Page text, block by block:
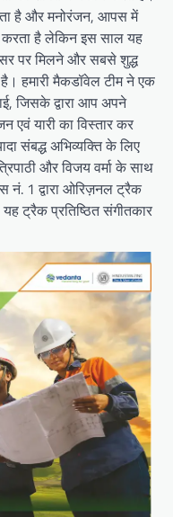
है और मनोरंजन, आपस में
करता है लेकिन इस साल यह
पर मिलने और सबसे शुद्ध
हमारी मैकडॉवेल टीम ने एक
जिसके द्वारा आप अपने
यारी का विस्तार कर
संबद्ध अभिव्यक्ति के लिए
और विजय वर्मा के साथ
नं. 1 द्वारा ओरिज़नल ट्रैक
यह ट्रैक प्रतिष्ठित संगीतकार